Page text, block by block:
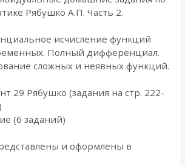
Рябушко А.П. Часть 2.
исчисление функций
Полный дифференциал.
сложных и неявных функций.
29 Рябушко (задания на стр. 222-
(6 заданий)
и оформлены в